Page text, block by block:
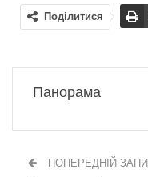
Поділитися
Панорама
ПОПЕРЕДНІЙ